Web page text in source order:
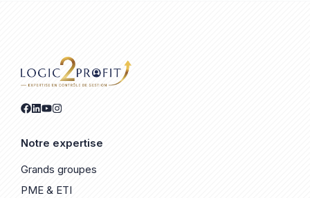
Notre expertise
Grands groupes
PME & ETI